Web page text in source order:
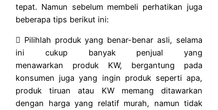
tepat. Namun sebelum membeli perhatikan juga
beberapa tips berikut ini:
 Pilihlah produk yang benar-benar asli, selama
ini cukup banyak penjual yang
menawarkan produk KW, bergantung pada
konsumen juga yang ingin produk seperti apa,
produk tiruan atau KW memang ditawarkan
dengan harga yang relatif murah, namun tidak